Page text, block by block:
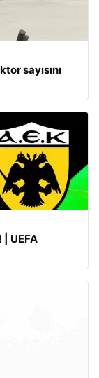
sayısını
| UEFA